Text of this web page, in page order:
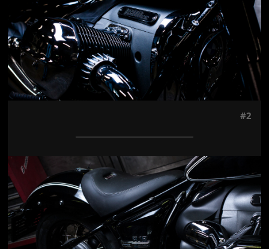
#2
Jön még kép!